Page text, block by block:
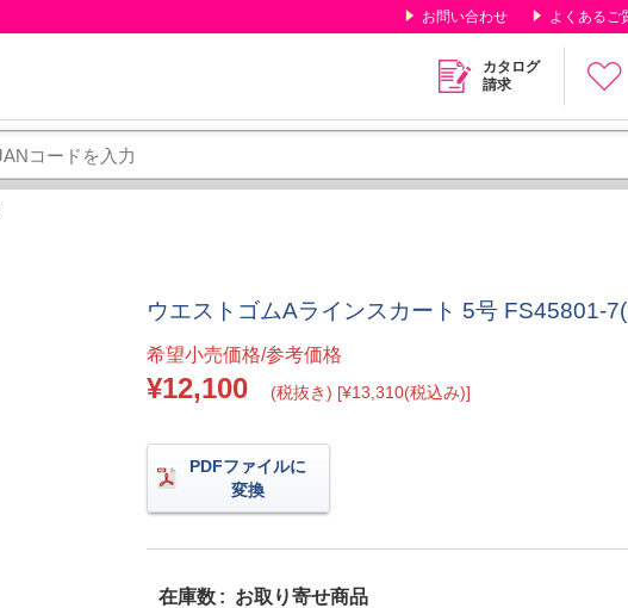
お問い合わせ よくあるご
カタログ
請求
ウエストゴムAラインスカート 5号 FS45801-
希望小売価格/参考価格
¥12,100 (税抜き) [¥13,310(税込み)]
PDFファイルに
変換
在庫数 お取り寄せ商品